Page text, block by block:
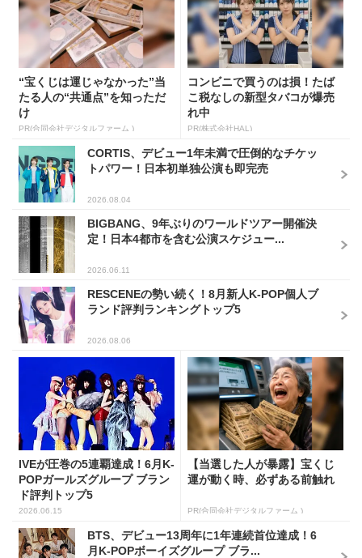
“宝くじは運じゃなかった”当
たる人の“共通点”を知っただ
け
PR(合同会社デジタルファーム )
コンビニで買うのは損！たば
こ税なしの新型タバコが爆売
れ中
PR(株式会社HAL)
CORTIS、デビュー1年未満で圧倒的なチケッ
トパワー！日本初単独公演も即完売
2026.08.04
BIGBANG、9年ぶりのワールドツアー開催決
定！日本4都市を含む公演スケジュー...
2026.06.11
RESCENEの勢い続く！8月新人K-POP個人ブ
ランド評判ランキングトップ5
2026.08.06
IVEが圧巻の5連覇達成！6月K-
POPガールズグループ ブラン
ド評判トップ5
2026.06.15
【当選した人が暴露】宝くじ
運が動く時、必ずある前触れ
PR(合同会社デジタルファーム )
BTS、デビュー13周年に1年連続首位達成！6
月K-POPボーイズグループ ブラ...